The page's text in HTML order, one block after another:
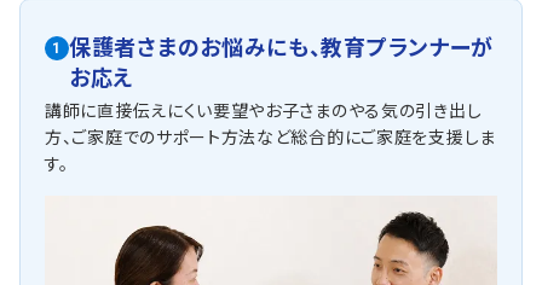
1 保護者さまのお悩みにも、教育プランナーが
お応え
講師に直接伝えにくい要望やお子さまのやる気の引き出し
方、ご家庭でのサポート方法など総合的にご家庭を支援しま
す。